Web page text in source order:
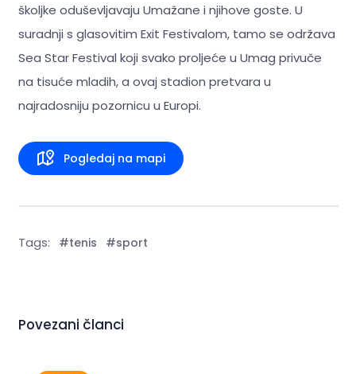
školjke oduševljavaju Umažane i njihove goste. U
suradnji s glasovitim Exit Festivalom, tamo se održava
Sea Star Festival koji svako proljeće u Umag privuče
na tisuće mladih, a ovaj stadion pretvara u
najradosniju pozornicu u Europi.
Pogledaj na mapi
Tags: #tenis #sport
Povezani članci